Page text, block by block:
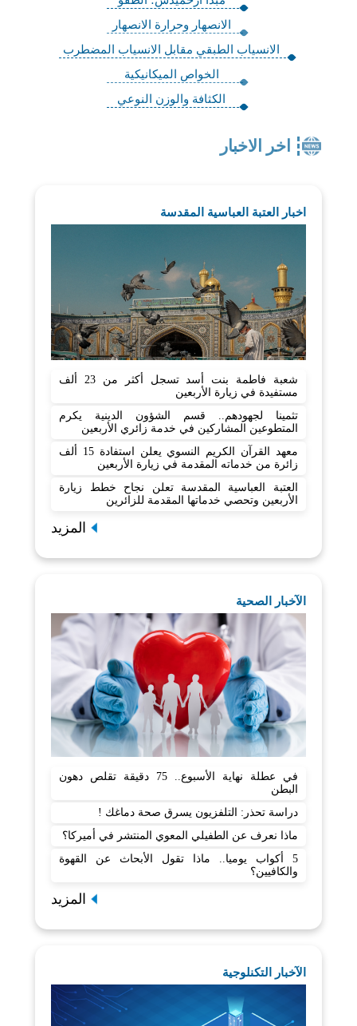
الانصهار وحرارة الانصهار
الانسياب الطبقي مقابل الانسياب المضطرب
الخواص الميكانيكية
الكثافة والوزن النوعي
اخر الاخبار
اخبار العتبة العباسية المقدسة
شعبة فاطمة بنت أسد تسجل أكثر من 23 ألف
مستفيدة في زيارة الأربعين
تثمينا لجهودهم.. قسم الشؤون الدينية يكرم
المتطوعين المشاركين في خدمة زائري الأربعين
معهد القرآن الكريم النسوي يعلن استفادة 15 ألف
زائرة من خدماته المقدمة في زيارة الأربعين
العتبة العباسية المقدسة تعلن نجاح خطط زيارة
الأربعين وتحصي خدماتها المقدمة للزائرين
المزيد
الآخبار الصحية
في عطلة نهاية الأسبوع.. 75 دقيقة تقلص دهون
البطن
دراسة تحذر: التلفزيون يسرق صحة دماغك !
ماذا نعرف عن الطفيلي المعوي المنتشر في أميركا؟
5 أكواب يوميا.. ماذا تقول الأبحاث عن القهوة
والكافيين؟
المزيد
الآخبار التكنلوجية